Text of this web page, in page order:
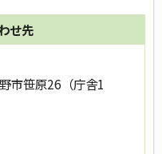
せ先
市笹原26（庁舎1